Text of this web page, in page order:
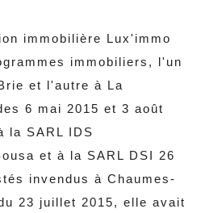
immobilière Lux'immo
immobiliers, l'un
et l'autre à La
6 mai 2015 et 3 août
la SARL IDS
et à la SARL DSI 26
invendus à Chaumes-
23 juillet 2015, elle avait